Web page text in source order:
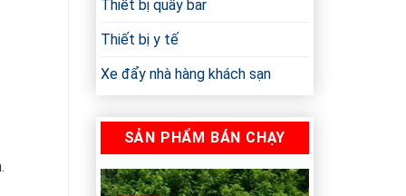
Thiết bị quầy bar
Thiết bị y tế
Xe đẩy nhà hàng khách sạn
SẢN PHẨM BÁN CHẠY